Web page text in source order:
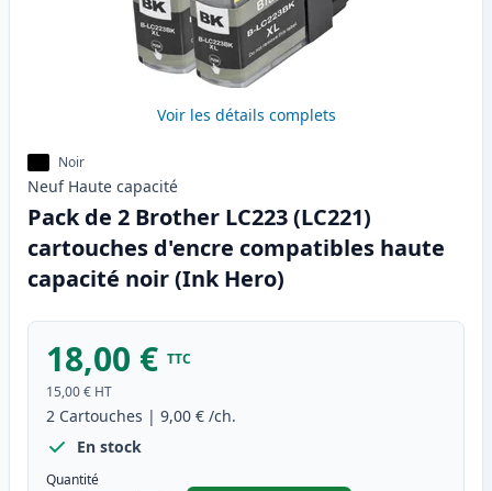
Voir les détails complets
Noir
Neuf Haute capacité
Pack de 2 Brother LC223 (LC221)
cartouches d'encre compatibles haute
capacité noir (Ink Hero)
18,00 € TTC
15,00 € HT
2 Cartouches | 9,00 € /ch.
En stock
Quantité